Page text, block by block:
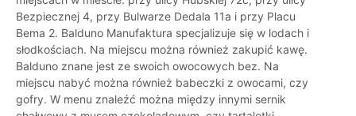
Bezpiecznej 4, przy Bulwarze Dedala 11a i przy Placu
Bema 2. Balduno Manufaktura specjalizuje się w lodach i
słodkościach. Na miejscu można również zakupić kawę.
Balduno znane jest ze swoich owocowych bez. Na
miejscu nabyć można również babeczki z owocami, czy
gofry. W menu znaleźć można między innymi sernik